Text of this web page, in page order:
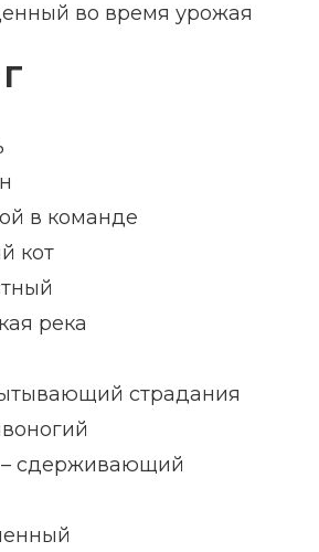
во время урожая
в команде
кот
река
страдания
– сдерживающий